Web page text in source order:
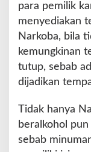
para pemilik
menyediakan
Narkoba, bila
kemungkinan
tutup, sebab
dijadikan
Tidak hanya
beralkohol
sebab